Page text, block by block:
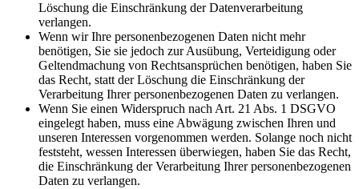
Löschung die Einschränkung der Datenverarbeitung
verlangen.
Wenn wir Ihre personenbezogenen Daten nicht mehr
benötigen, Sie sie jedoch zur Ausübung, Verteidigung oder
Geltendmachung von Rechtsansprüchen benötigen, haben Sie
das Recht, statt der Löschung die Einschränkung der
Verarbeitung Ihrer personenbezogenen Daten zu verlangen.
Wenn Sie einen Widerspruch nach Art. 21 Abs. 1 DSGVO
eingelegt haben, muss eine Abwägung zwischen Ihren und
unseren Interessen vorgenommen werden. Solange noch nicht
feststeht, wessen Interessen überwiegen, haben Sie das Recht,
die Einschränkung der Verarbeitung Ihrer personenbezogenen
Daten zu verlangen.